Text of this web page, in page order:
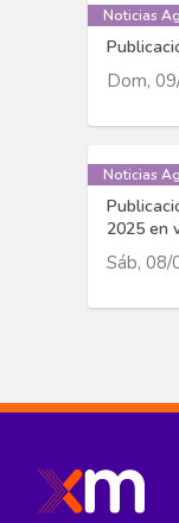
Noticias
Dom,
Noticias
2025 en
Sáb,